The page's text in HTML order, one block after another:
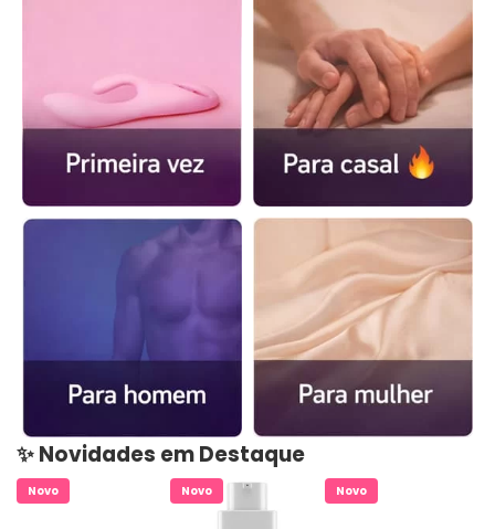
✨ Novidades em Destaque
Novo Novo Novo